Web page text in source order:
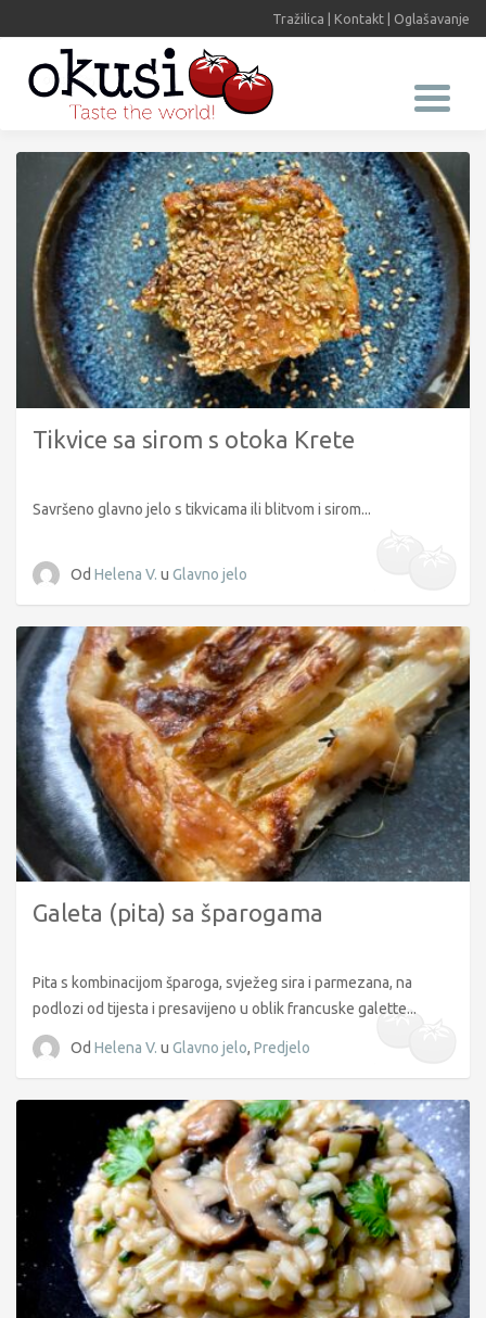
Tražilica Kontakt Oglašavanje
Tikvice sa sirom s otoka Krete
Savršeno glavno jelo s tikvicama ili blitvom i sirom...
Od Helena V. u Glavno jelo
Galeta (pita) sa šparogama
Pita s kombinacijom šparoga, svježeg sira i parmezana, na
podlozi od tijesta i presavijeno u oblik francuske galette...
Od Helena V. u Glavno jelo, Predjelo